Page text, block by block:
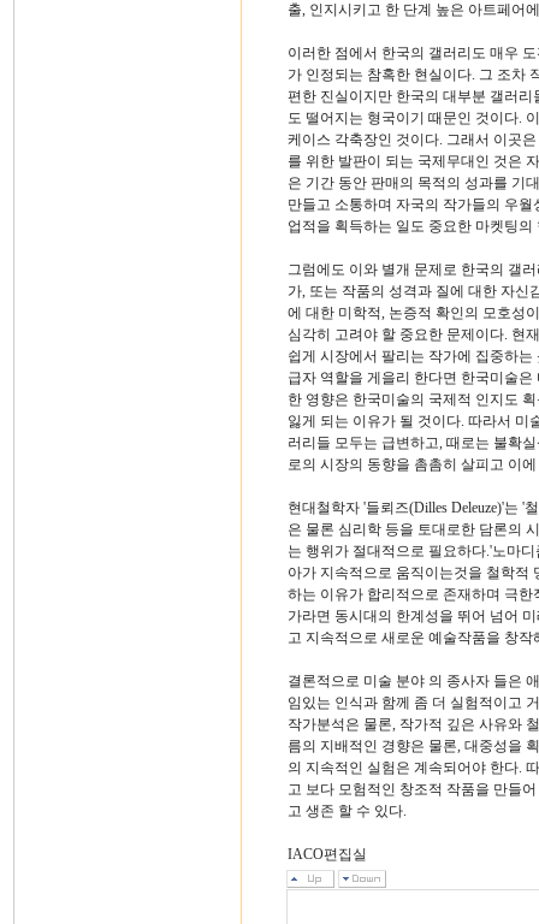
출, 인지시키고 한 단계 높은 아트페어
이러한 점에서 한국의 갤러리도 매우
가 인정되는 참혹한 현실이다. 그 조차
편한 진실이지만 한국의 대부분 갤러
도 떨어지는 형국이기 때문인 것이다.
케이스 각축장인 것이다. 그래서 이곳
를 위한 발판이 되는 국제무대인 것은
은 기간 동안 판매의 목적의 성과를 기
만들고 소통하며 자국의 작가들의 우
업적을 획득하는 일도 중요한 마켓팅의
그럼에도 이와 별개 문제로 한국의 갤
가, 또는 작품의 성격과 질에 대한 자신
에 대한 미학적, 논증적 확인의 모호성
심각히 고려야 할 중요한 문제이다. 현
쉽게 시장에서 팔리는 작가에 집중하
급자 역할을 게을리 한다면 한국미술
한 영향은 한국미술의 국제적 인지도
잃게 되는 이유가 될 것이다. 따라서 미
러리들 모두는 급변하고, 때로는 불확
로의 시장의 동향을 촘촘히 살피고 이
현대철학자 '들뢰즈(Dilles Deleuze)'는
은 물론 심리학 등을 토대로한 담론의
는 행위가 절대적으로 필요하다.'노마
아가 지속적으로 움직이는것을 철학적
하는 이유가 합리적으로 존재하며 극
가라면 동시대의 한계성을 뛰어 넘어
고 지속적으로 새로운 예술작품을 창
결론적으로 미술 분야 의 종사자 들은
임있는 인식과 함께 좀 더 실험적이고
작가분석은 물론, 작가적 깊은 사유와
름의 지배적인 경향은 물론, 대중성을
의 지속적인 실험은 계속되어야 한다.
고 보다 모험적인 창조적 작품을 만들
고 생존 할 수 있다.
IACO편집실